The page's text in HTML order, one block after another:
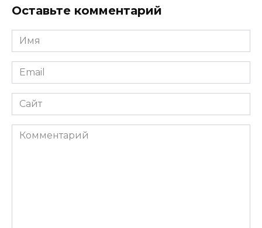
Оставьте комментарий
Имя
*
Email
*
Сайт
Комментарий